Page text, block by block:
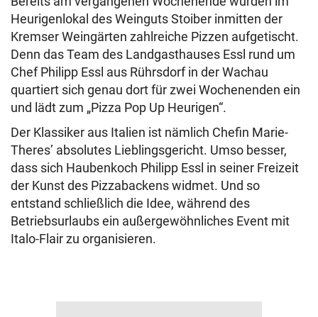
Heurigenlokal des Weinguts Stoiber inmitten der
Kremser Weingärten zahlreiche Pizzen aufgetischt.
Denn das Team des Landgasthauses Essl rund um
Chef Philipp Essl aus Rührsdorf in der Wachau
quartiert sich genau dort für zwei Wochenenden ein
und lädt zum „Pizza Pop Up Heurigen“.
Der Klassiker aus Italien ist nämlich Chefin Marie-
Theres’ absolutes Lieblingsgericht. Umso besser,
dass sich Haubenkoch Philipp Essl in seiner Freizeit
der Kunst des Pizzabackens widmet. Und so
entstand schließlich die Idee, während des
Betriebsurlaubs ein außergewöhnliches Event mit
Italo-Flair zu organisieren.